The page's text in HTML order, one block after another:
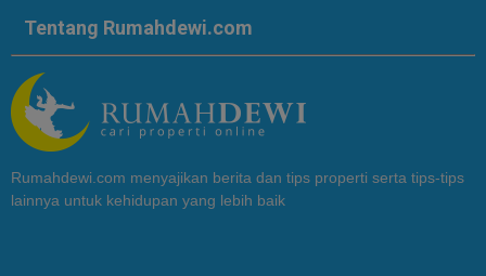
Tentang Rumahdewi.com
Rumahdewi.com menyajikan berita dan tips properti serta tips-tips
lainnya untuk kehidupan yang lebih baik